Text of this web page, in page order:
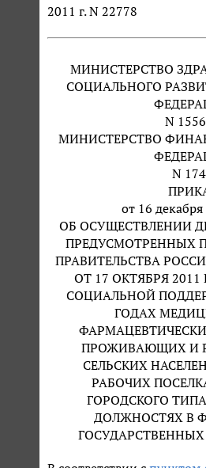
2011 г. N 22778
МИНИСТЕРСТВО
СОЦИАЛЬНОГО
N
МИНИСТЕРСТВО
N
от 16
ОБ ОСУЩЕСТВЛЕНИИ
ПРЕДУСМОТРЕННЫХ
ПРАВИТЕЛЬСТВА
ОТ 17 ОКТЯБРЯ 2011
СОЦИАЛЬНОЙ
ГОДАХ
ПРОЖИВАЮЩИХ И
СЕЛЬСКИХ
РАБОЧИХ
ГОРОДСКОГО
ДОЛЖНОСТЯХ В